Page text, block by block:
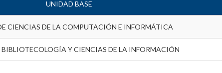
UNIDAD BASE
CIENCIAS DE LA COMPUTACIÓN E INFORMÁTICA
BIBLIOTECOLOGÍA Y CIENCIAS DE LA INFORMACIÓN